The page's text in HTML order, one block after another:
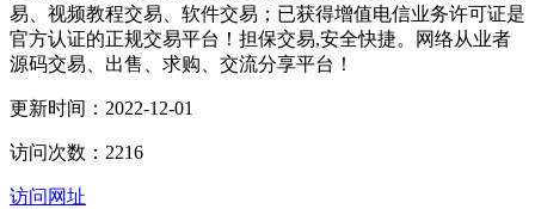
易、视频教程交易、软件交易；已获得增值电信业务许可证是
官方认证的正规交易平台！担保交易,安全快捷。网络从业者
源码交易、出售、求购、交流分享平台！
更新时间：2022-12-01
访问次数：2216
访问网址